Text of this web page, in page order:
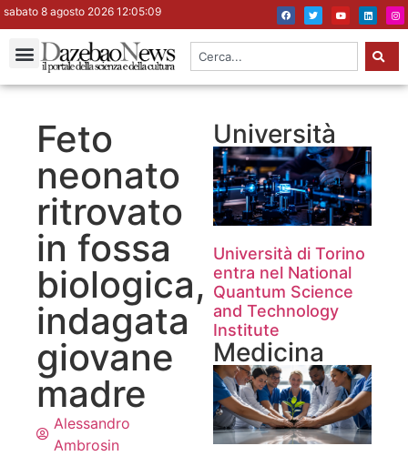
sabato 8 agosto 2026 12:05:10
Feto
neonato
ritrovato
in fossa
biologica,
indagata
giovane
madre
Alessandro
Ambrosin
Università
Università di Torino
entra nel National
Quantum Science
and Technology
Institute
Medicina